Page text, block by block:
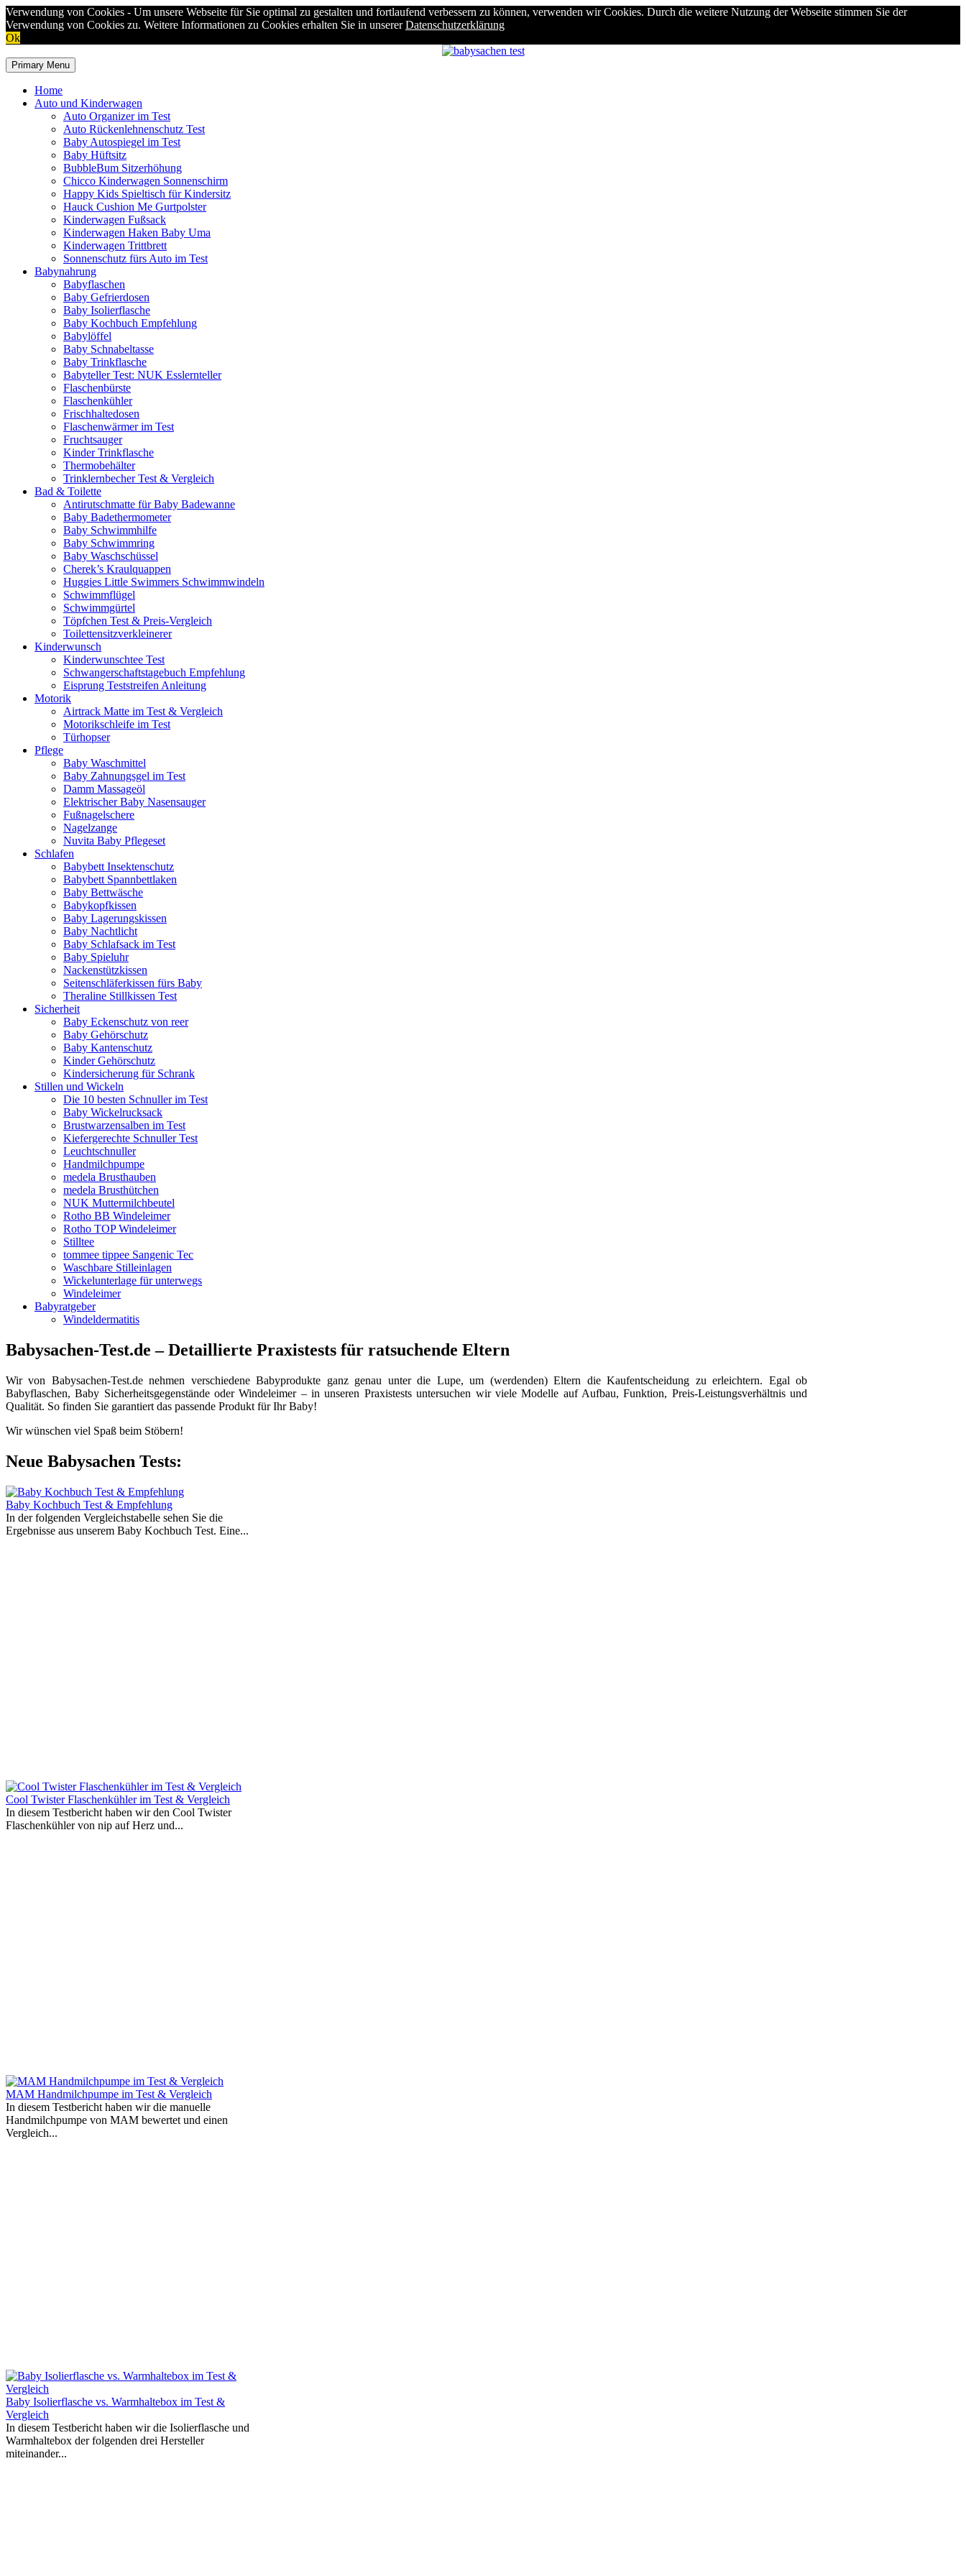
Verwendung von Cookies - Um unsere Webseite für Sie optimal zu gestalten und fortlaufend verbessern zu können, verwenden wir Cookies. Durch die weitere Nutzung der Webseite stimmen Sie der
Verwendung von Cookies zu. Weitere Informationen zu Cookies erhalten Sie in unsererDatenschutzerklärung
Ok
to
content
Primary Menu
Home
Auto und Kinderwagen
Auto Organizer im Test
Auto Rückenlehnenschutz Test
Baby Autospiegel im Test
Baby Hüftsitz
BubbleBum Sitzerhöhung
Chicco Kinderwagen Sonnenschirm
Happy Kids Spieltisch für Kindersitz
Hauck Cushion Me Gurtpolster
Kinderwagen Fußsack
Kinderwagen Haken Baby Uma
Kinderwagen Trittbrett
Sonnenschutz fürs Auto im Test
Babynahrung
Babyflaschen
Baby Gefrierdosen
Baby Isolierflasche
Baby Kochbuch Empfehlung
Babylöffel
Baby Schnabeltasse
Baby Trinkflasche
Babyteller Test: NUK Esslernteller
Flaschenbürste
Flaschenkühler
Frischhaltedosen
Flaschenwärmer im Test
Fruchtsauger
Kinder Trinkflasche
Thermobehälter
Trinklernbecher Test & Vergleich
Bad & Toilette
Antirutschmatte für Baby Badewanne
Baby Badethermometer
Baby Schwimmhilfe
Baby Schwimmring
Baby Waschschüssel
Cherek’s Kraulquappen
Huggies Little Swimmers Schwimmwindeln
Schwimmflügel
Schwimmgürtel
Töpfchen Test & Preis-Vergleich
Toilettensitzverkleinerer
Kinderwunsch
Kinderwunschtee Test
Schwangerschaftstagebuch Empfehlung
Eisprung Teststreifen Anleitung
Motorik
Airtrack Matte im Test & Vergleich
Motorikschleife im Test
Türhopser
Pflege
Baby Waschmittel
Baby Zahnungsgel im Test
Damm Massageöl
Elektrischer Baby Nasensauger
Fußnagelschere
Nagelzange
Nuvita Baby Pflegeset
Schlafen
Babybett Insektenschutz
Babybett Spannbettlaken
Baby Bettwäsche
Babykopfkissen
Baby Lagerungskissen
Baby Nachtlicht
Baby Schlafsack im Test
Baby Spieluhr
Nackenstützkissen
Seitenschläferkissen fürs Baby
Theraline Stillkissen Test
Sicherheit
Baby Eckenschutz von reer
Baby Gehörschutz
Baby Kantenschutz
Kinder Gehörschutz
Kindersicherung für Schrank
Stillen und Wickeln
Die 10 besten Schnuller im Test
Baby Wickelrucksack
Brustwarzensalben im Test
Kiefergerechte Schnuller Test
Leuchtschnuller
Handmilchpumpe
medela Brusthauben
medela Brusthütchen
NUK Muttermilchbeutel
Rotho BB Windeleimer
Rotho TOP Windeleimer
Stilltee
tommee tippee Sangenic Tec
Waschbare Stilleinlagen
Wickelunterlage für unterwegs
Windeleimer
Babyratgeber
Windeldermatitis
Babysachen-Test.de – Detaillierte Praxistests für ratsuchende Eltern
Wir von Babysachen-Test.de nehmen verschiedene Babyprodukte ganz genau unter die Lupe, um (werdenden) Eltern die Kaufentscheidung zu erleichtern. Egal ob
Babyflaschen, Baby Sicherheitsgegenstände oder Windeleimer – in unseren Praxistests untersuchen wir viele Modelle auf Aufbau, Funktion, Preis-Leistungsverhältnis und
Qualität. So finden Sie garantiert das passende Produkt für Ihr Baby!
Wir wünschen viel Spaß beim Stöbern!
Neue Babysachen Tests:
Baby Kochbuch Test & Empfehlung
In der folgenden Vergleichstabelle sehen Sie die
Ergebnisse aus unserem Baby Kochbuch Test. Eine...
Cool Twister Flaschenkühler im Test & Vergleich
In diesem Testbericht haben wir den Cool Twister
Flaschenkühler von nip auf Herz und...
MAM Handmilchpumpe im Test & Vergleich
In diesem Testbericht haben wir die manuelle
Handmilchpumpe von MAM bewertet und einen
Vergleich...
Baby Isolierflasche vs. Warmhaltebox im Test &
Vergleich
In diesem Testbericht haben wir die Isolierflasche und
Warmhaltebox der folgenden drei Hersteller
miteinander...